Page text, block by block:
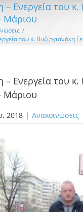
Ενεργεία του κ.
Μάριου
/
του κ. Βυζιργιανάκη
Ενεργεία του κ.
Μάριου
2018 | Ανακοινώσεις